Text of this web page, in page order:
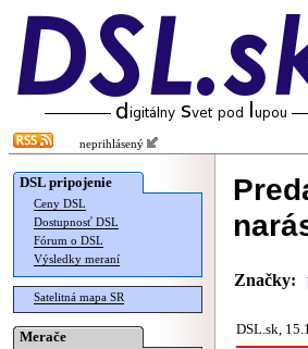
neprihlásený
DSL pripojenie
Ceny DSL
Dostupnosť DSL
Fórum o DSL
Výsledky meraní
Satelitná mapa SR
Merače
Značky:
DSL.sk,